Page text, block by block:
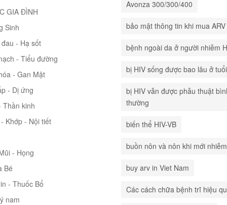
GIA ĐÌNH
Sinh
- Hạ sốt
- Tiểu đường
- Gan Mật
- Dị ứng
Thần kinh
Khớp - Nội tiết
- Họng
Bé
- Thuốc Bổ
nam
Avonza 300/300/400
bảo mật thông tin khi mua ARV
bệnh ngoài da ở người nhiễm
bị HIV sống được bao lâu ở
bị HIV vẫn được phẫu thuật
thường
biến thể HIV-VB
buồn nôn và nôn khi mới
buy arv in Viet Nam
Các cách chữa bệnh trĩ hiệu